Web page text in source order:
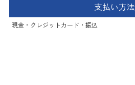
支払い方法
現金・クレジットカード・振込